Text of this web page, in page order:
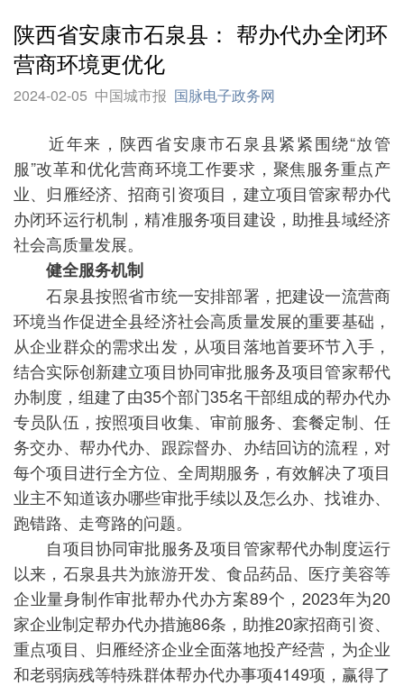
陕西省安康市石泉县： 帮办代办全闭环
营商环境更优化
2024-02-05 中国城市报 国脉电子政务网
近年来，陕西省安康市石泉县紧紧围绕“放管
服”改革和优化营商环境工作要求，聚焦服务重点产
业、归雁经济、招商引资项目，建立项目管家帮办代
办闭环运行机制，精准服务项目建设，助推县域经济
社会高质量发展。
健全服务机制
石泉县按照省市统一安排部署，把建设一流营商
环境当作促进全县经济社会高质量发展的重要基础，
从企业群众的需求出发，从项目落地首要环节入手，
结合实际创新建立项目协同审批服务及项目管家帮代
办制度，组建了由35个部门35名干部组成的帮办代办
专员队伍，按照项目收集、审前服务、套餐定制、任
务交办、帮办代办、跟踪督办、办结回访的流程，对
每个项目进行全方位、全周期服务，有效解决了项目
业主不知道该办哪些审批手续以及怎么办、找谁办、
跑错路、走弯路的问题。
自项目协同审批服务及项目管家帮代办制度运行
以来，石泉县共为旅游开发、食品药品、医疗美容等
企业量身制作审批帮办代办方案89个，2023年为20
家企业制定帮办代办措施86条，助推20家招商引资、
重点项目、归雁经济企业全面落地投产经营，为企业
和老弱病残等特殊群体帮办代办事项4149项，赢得了